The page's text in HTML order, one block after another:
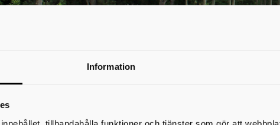
Information